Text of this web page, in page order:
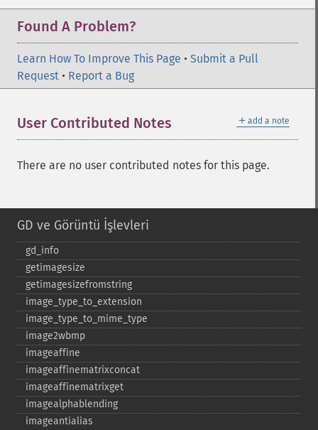
Found A Problem?
Learn How To Improve This Page • Submit a Pull
Request • Report a Bug
＋ add a note
User Contributed Notes
There are no user contributed notes for this page.
GD ve Görüntü İşlevleri
gd_​info
getimagesize
getimagesizefromstring
image_​type_​to_​extension
image_​type_​to_​mime_​type
image2wbmp
imageaffine
imageaffinematrixconcat
imageaffinematrixget
imagealphablending
imageantialias